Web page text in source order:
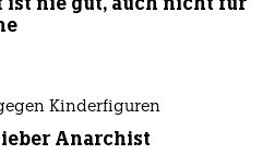
Kinderfiguren
Anarchist